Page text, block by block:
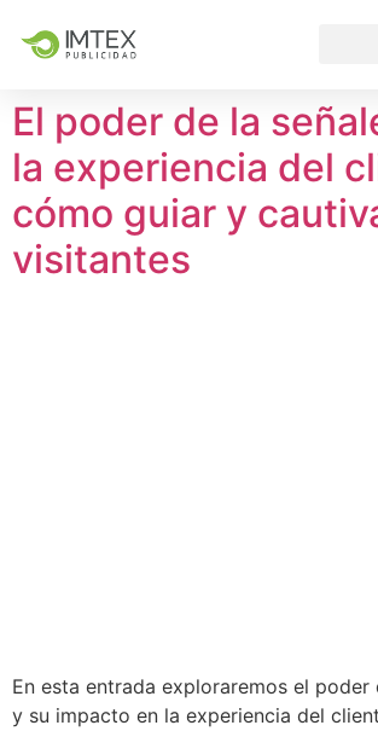
El poder de la
la experiencia del
cómo guiar y
visitantes
En esta entrada exploraremos el poder
y su impacto en la experiencia del